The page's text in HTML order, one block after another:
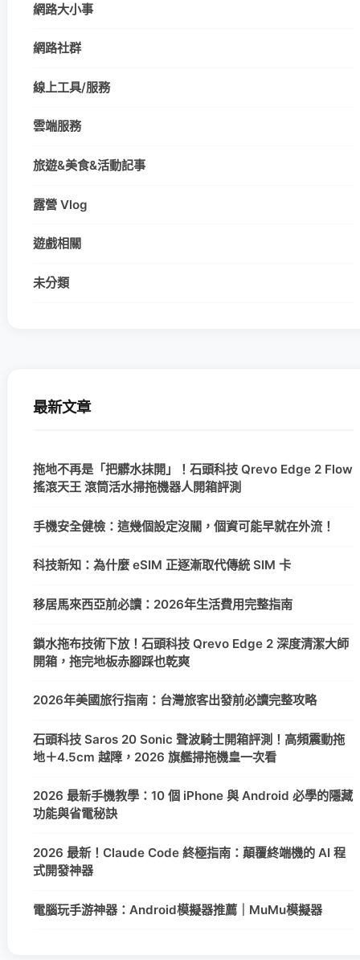
網路大小事
網路社群
線上工具/服務
雲端服務
旅遊&美食&活動記事
露營 Vlog
遊戲相關
未分類
最新文章
拖地不再是「把髒水抹開」！石頭科技 Qrevo Edge 2 Flow
搖滾天王 滾筒活水掃拖機器人開箱評測
手機安全健檢：這幾個設定沒關，個資可能早就在外流！
科技新知：為什麼 eSIM 正逐漸取代傳統 SIM 卡
移居馬來西亞前必讀：2026年生活費用完整指南
鎖水拖布技術下放！石頭科技 Qrevo Edge 2 深度清潔大師
開箱，拖完地板赤腳踩也乾爽
2026年美國旅行指南：台灣旅客出發前必讀完整攻略
石頭科技 Saros 20 Sonic 聲波騎士開箱評測！高頻震動拖
地＋4.5cm 越障，2026 旗艦掃拖機皇一次看
2026 最新手機教學：10 個 iPhone 與 Android 必學的隱藏
功能與省電秘訣
2026 最新！Claude Code 終極指南：顛覆終端機的 AI 程
式開發神器
電腦玩手游神器：Android模擬器推薦｜MuMu模擬器